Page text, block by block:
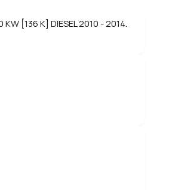
[136 K] DIESEL 2010 - 2014.